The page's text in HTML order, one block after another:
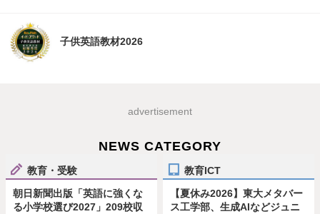
子供英語教材2026
advertisement
NEWS CATEGORY
教育・受験
朝日新聞出版「英語に強くな
る小学校選び2027」209校収
教育ICT
【夏休み2026】東大メタバー
ス工学部、生成AIなどジュニ